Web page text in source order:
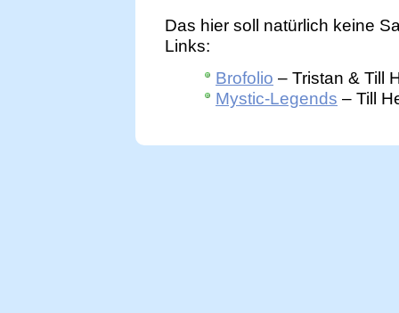
Das hier soll natürlich keine
Links:
Brofolio – Tristan & Till
Mystic-Legends – Till